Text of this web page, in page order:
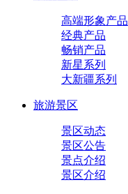
高端形象产品
经典产品
畅销产品
新星系列
大新疆系列
旅游景区
景区动态
景区公告
景点介绍
景区介绍